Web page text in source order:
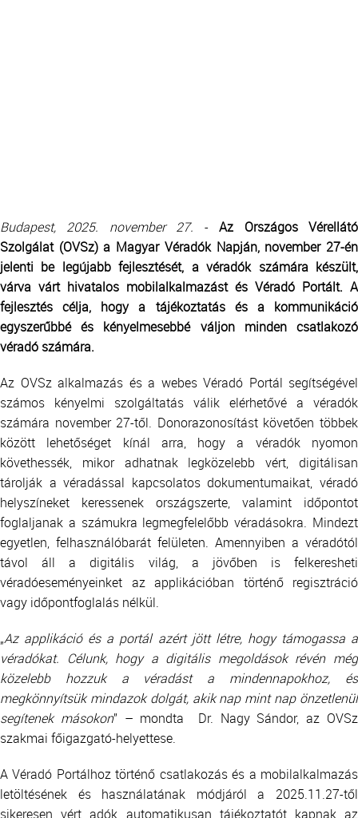
Budapest, 2025. november 27. -Az Országos Vérellátó
Szolgálat (OVSz) a Magyar Véradók Napján, november 27-én
jelenti be legújabb fejlesztését, a véradók számára készült,
várva várt hivatalos mobilalkalmazást és Véradó Portált. A
fejlesztés célja, hogy a tájékoztatás és a kommunikáció
egyszerűbbé és kényelmesebbé váljon minden csatlakozó
véradó számára.
Az OVSz alkalmazás és a webes Véradó Portál segítségével
számos kényelmi szolgáltatás válik elérhetővé a véradók
számára november 27-től. Donorazonosítást követően többek
között lehetőséget kínál arra, hogy a véradók nyomon
követhessék, mikor adhatnak legközelebb vért, digitálisan
tárolják a véradással kapcsolatos dokumentumaikat, véradó
helyszíneket keressenek országszerte, valamint időpontot
foglaljanak a számukra legmegfelelőbb véradásokra. Mindezt
egyetlen, felhasználóbarát felületen. Amennyiben a véradótól
távol áll a digitális világ, a jövőben is felkeresheti
véradóeseményeinket az applikációban történő regisztráció
vagy időpontfoglalás nélkül.
„Az applikáció és a portál azért jött létre, hogy támogassa a
véradókat. Célunk, hogy a digitális megoldások révén még
közelebb hozzuk a véradást a mindennapokhoz, és
megkönnyítsük mindazok dolgát, akik nap mint nap önzetlenül
segítenek másokon” – mondta Dr. Nagy Sándor, az OVSz
szakmai főigazgató-helyettese.
A Véradó Portálhoz történő csatlakozás és a mobilalkalmazás
letöltésének és használatának módjáról a 2025.11.27-től
sikeresen vért adók automatikusan tájékoztatót kapnak az